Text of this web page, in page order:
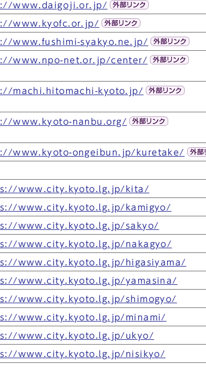
www.daigoji.or.jp/
www.kyofc.or.jp/
www.fushimi-syakyo.ne.jp/
www.npo-net.or.jp/center/
machi.hitomachi-kyoto.jp/
www.kyoto-nanbu.org/
www.kyoto-ongeibun.jp/kuretake/
www.city.kyoto.lg.jp/kita/
www.city.kyoto.lg.jp/kamigyo/
www.city.kyoto.lg.jp/sakyo/
www.city.kyoto.lg.jp/nakagyo/
www.city.kyoto.lg.jp/higasiyama/
www.city.kyoto.lg.jp/yamasina/
www.city.kyoto.lg.jp/shimogyo/
www.city.kyoto.lg.jp/minami/
www.city.kyoto.lg.jp/ukyo/
www.city.kyoto.lg.jp/nisikyo/